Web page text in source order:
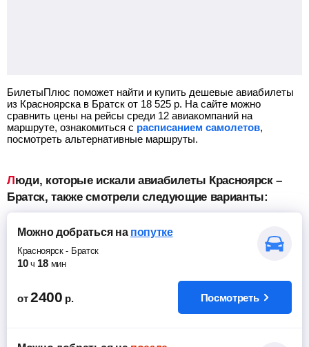
БилетыПлюс поможет найти и купить дешевые авиабилеты
из Красноярска в Братск от 18 525 р. На сайте можно
сравнить цены на рейсы среди 12 авиакомпаний на
маршруте, ознакомиться с расписанием самолетов,
посмотреть альтернативные маршруты.
Люди, которые искали авиабилеты Красноярск –
Братск, также смотрели следующие варианты:
Можно добратьсяна попутке
Красноярск- Братск
10 ч 18 мин
от 2400 р. Посмотреть